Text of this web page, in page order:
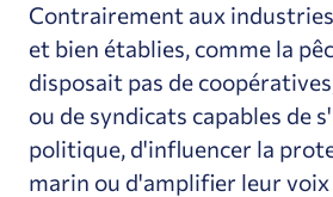
Contrairement aux
et bien établies, comme la
disposait pas de
ou de syndicats capables de
politique, d'influencer la
marin ou d'amplifier leur